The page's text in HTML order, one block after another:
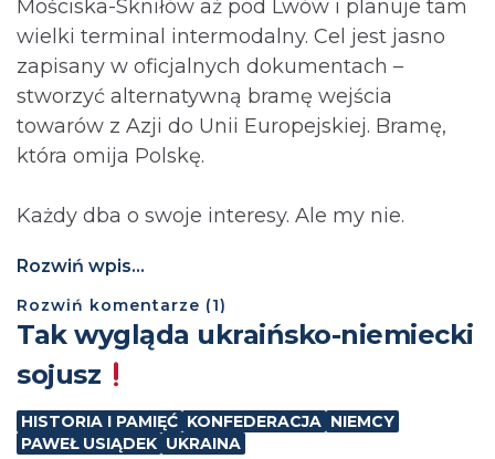
Mościska-Skniłów aż pod Lwów i planuje tam
wielki terminal intermodalny. Cel jest jasno
zapisany w oficjalnych dokumentach –
stworzyć alternatywną bramę wejścia
towarów z Azji do Unii Europejskiej. Bramę,
która omija Polskę.
Każdy dba o swoje interesy. Ale my nie.
Rozwiń wpis...
Rozwiń komentarze (1)
Tak wygląda ukraińsko-niemiecki
sojusz
HISTORIA I PAMIĘĆ KONFEDERACJA NIEMCY
PAWEŁ USIĄDEK UKRAINA